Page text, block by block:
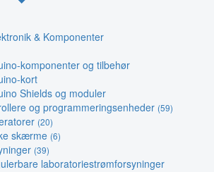
& Komponenter
komponenter og tilbehør
kort
Shields og moduler
og programmeringsenheder (59)
(20)
skærme (6)
(39)
laboratoriestrømforsyninger